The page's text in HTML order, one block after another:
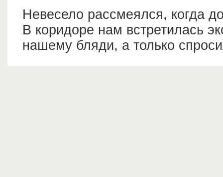
Невесело рассмеялся, когда
В коридоре нам встретилась
нашему бляди, а только